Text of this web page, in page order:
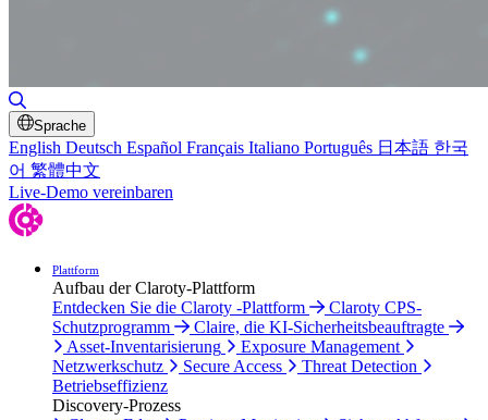
Sprache
English Deutsch Español Français Italiano Português 日本語 한국
어 繁體中文
Live-Demo vereinbaren
Plattform
Aufbau der Claroty-Plattform
Entdecken Sie die Claroty -Plattform
Claroty CPS-
Schutzprogramm
Claire, die KI-Sicherheitsbeauftragte
Asset-Inventarisierung
Exposure Management
Netzwerkschutz
Secure Access
Threat Detection
Betriebseffizienz
Discovery-Prozess